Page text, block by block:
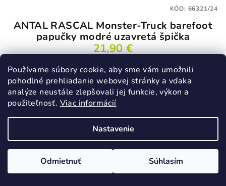
Používame súbory cookie, aby sme vám umožnili
pohodlné prehliadanie webovej stránky a vďaka
analýze neustále zlepšovali jej funkcie, výkon a
použiteľnosť. Viac informácií
Nastavenie
Odmietnuť Súhlasím
ANTAL RASCAL Monster-Truck barefoot
papučky modré uzavretá špička
21,90 €
24 25 27 28 29 31 32
33
Skladom
Detail
KÓD: 66321/24